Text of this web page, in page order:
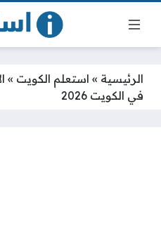
الرئيسية » استعلم الكويت »
في الكويت 2026